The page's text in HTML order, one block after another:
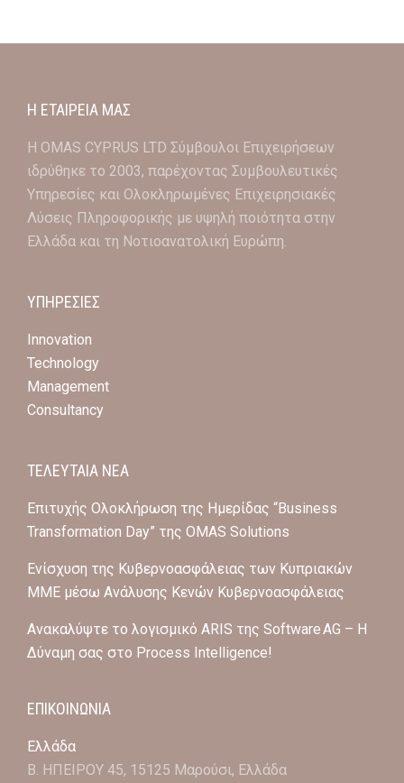
Η ΕΤΑΙΡΕΙΑ ΜΑΣ
Η OMAS CYPRUS LTD Σύμβουλοι Επιχειρήσεων
ιδρύθηκε το 2003, παρέχοντας Συμβουλευτικές
Υπηρεσίες και Ολοκληρωμένες Επιχειρησιακές
Λύσεις Πληροφορικής με υψηλή ποιότητα στην
Ελλάδα και τη Νοτιοανατολική Ευρώπη.
ΥΠΗΡΕΣΙΕΣ
Innovation
Technology
Management
Consultancy
ΤΕΛΕΥΤΑΙΑ ΝΕΑ
Επιτυχής Ολοκλήρωση της Ημερίδας “Business
Transformation Day” της OMAS Solutions
Ενίσχυση της Κυβερνοασφάλειας των Κυπριακών
ΜΜΕ μέσω Ανάλυσης Κενών Κυβερνοασφάλειας
Ανακαλύψτε το λογισμικό ARIS της Software AG – Η
Δύναμη σας στο Process Intelligence!
ΕΠΙΚΟΙΝΩΝΙΑ
Ελλάδα
Β. ΗΠΕΙΡΟΥ 45, 15125 Μαρούσι, Ελλάδα